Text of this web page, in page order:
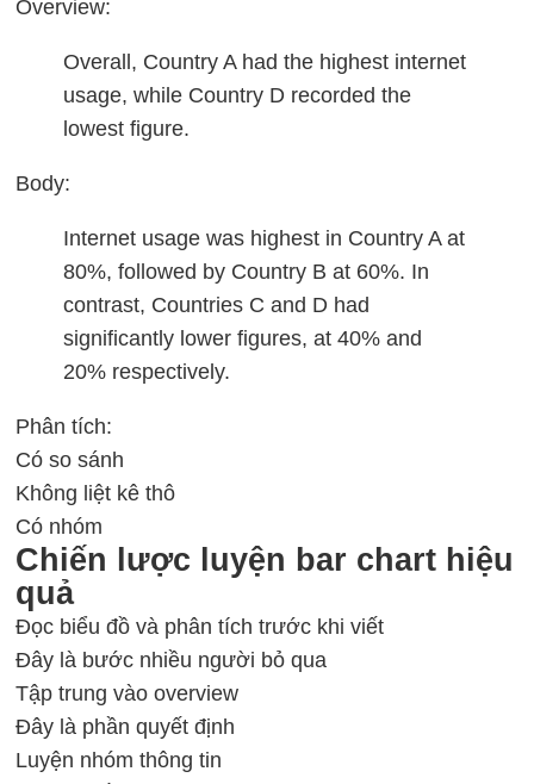
Overview:
Overall, Country A had the highest internet
usage, while Country D recorded the
lowest figure.
Body:
Internet usage was highest in Country A at
80%, followed by Country B at 60%. In
contrast, Countries C and D had
significantly lower figures, at 40% and
20% respectively.
Phân tích:
Có so sánh
Không liệt kê thô
Có nhóm
Chiến lược luyện bar chart hiệu
quả
Đọc biểu đồ và phân tích trước khi viết
Đây là bước nhiều người bỏ qua
Tập trung vào overview
Đây là phần quyết định
Luyện nhóm thông tin